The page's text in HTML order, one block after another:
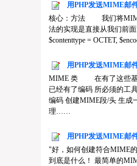
用PHP发送MIME邮
核心：方法 我们将MIME
法的实现是直接从我们前面
$contenttype = OCTET,
用PHP发送MIME邮
MIME 类 在有了这些基
已经有了编码 所必须的
编码 创建MIME段/头 生成
理……
用PHP发送MIME邮
"好，如何创建符合MIME
到底是什么！ 最简单的